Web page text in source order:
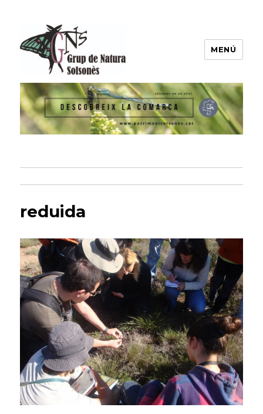
Grup de Natura del Solsonès
MENÚ
reduida